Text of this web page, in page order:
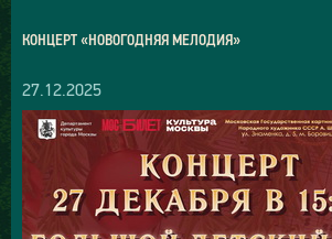
КОНЦЕРТ «НОВОГОДНЯЯ МЕЛОДИЯ»
27.12.2025